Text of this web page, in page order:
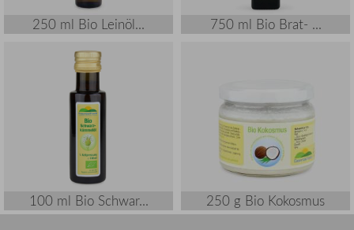
250 ml Bio Leinöl... 750 ml Bio Brat- ...
100 ml Bio Schwar... 250 g Bio Kokosmus